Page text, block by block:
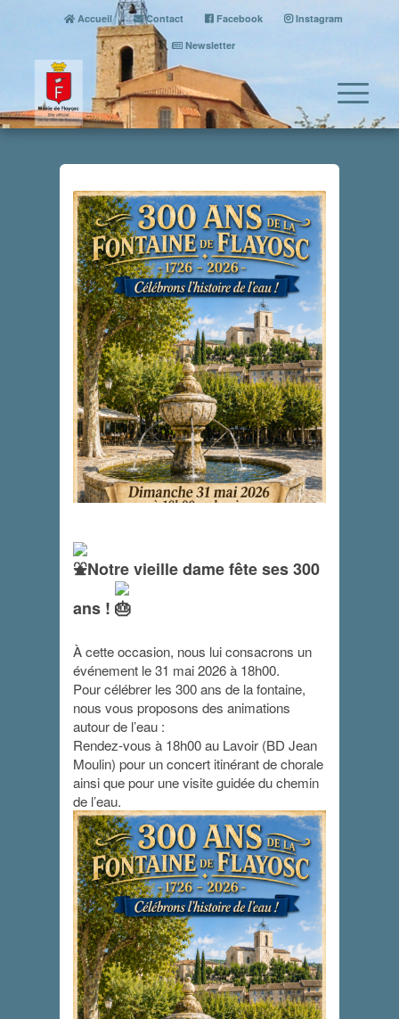
Accueil Contact Facebook
Instagram
Newsletter
300 ans de la
fontaine de
Flayosc
mai 31 - 18 h 00 min 20 h 00 min
Notre vieille dame fête ses 300
ans !
À cette occasion, nous lui consacrons un
événement le 31 mai 2026 à 18h00.
Pour célébrer les 300 ans de la fontaine,
nous vous proposons des animations
autour de l’eau :
Rendez-vous à 18h00 au Lavoir (BD Jean
Moulin) pour un concert itinérant de chorale
ainsi que pour une visite guidée du chemin
de l’eau.